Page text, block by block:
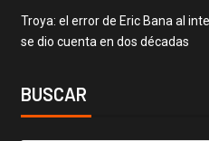
Troya: el error de Eric Bana al
se dio cuenta en dos décadas
BUSCAR